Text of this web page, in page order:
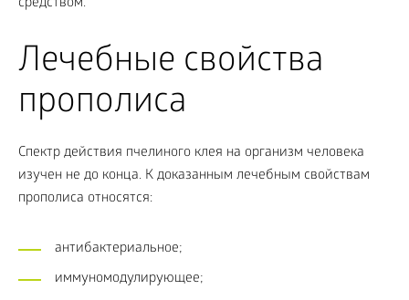
средством.
Лечебные свойства
прополиса
Спектр действия пчелиного клея на организм человека
изучен не до конца. К доказанным лечебным свойствам
прополиса относятся:
антибактериальное;
иммуномодулирующее;